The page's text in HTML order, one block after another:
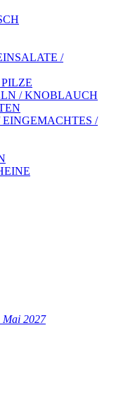
/
/ KNOBLAUCH
/
Mai 2027